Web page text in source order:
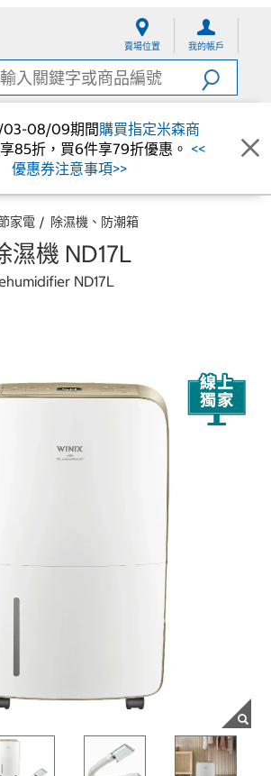
賣場位置 我的帳戶
08/09期間購買指定米森商
85折，買6件享79折優惠。 <<
優惠券注意事項>>
家電 除濕機、防潮箱
濕機 ND17L
ND17L